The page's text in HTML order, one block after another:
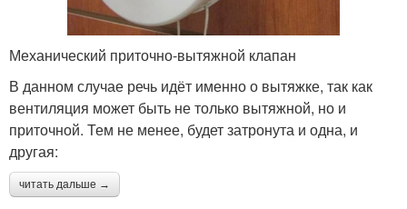
Механический приточно-вытяжной клапан
В данном случае речь идёт именно о вытяжке, так как
вентиляция может быть не только вытяжной, но и
приточной. Тем не менее, будет затронута и одна, и
другая:
читать дальше →